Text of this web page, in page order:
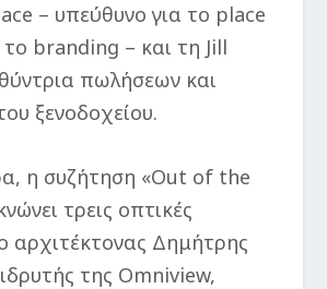
– υπεύθυνο για το place
branding – και τη Jill
πωλήσεων και
ξενοδοχείου.
η συζήτηση «Out of the
τρεις οπτικές
αρχιτέκτονας Δημήτρης
της Omniview,